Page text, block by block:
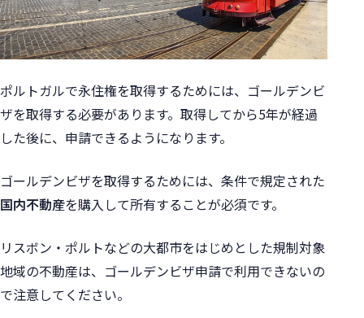
ポルトガルで永住権を取得するためには、ゴールデンビ
ザを取得する必要があります。 取得してから5年が経過
した後に、申請できるようになります。
ゴールデンビザを取得するためには、 条件で規定された
国内不動産を購入して所有することが必須です。
リスボン・ポルトなどの大都市をはじめとした規制対象
地域の不動産は、ゴールデンビザ申請で利用できないの
で注意してください。